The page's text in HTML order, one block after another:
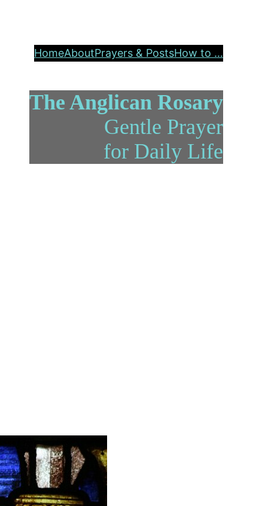
HomeAboutPrayers & PostsHow to …
The Anglican Rosary
Gentle Prayer
for Daily Life